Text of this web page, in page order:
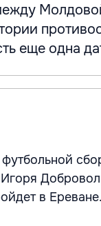
еще одна
в